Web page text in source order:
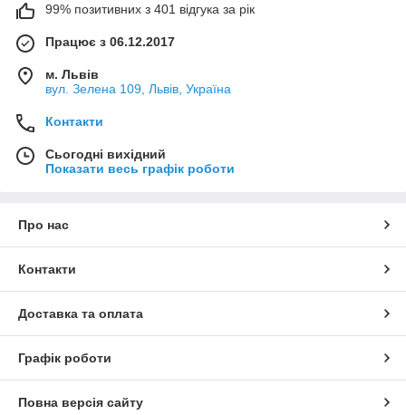
99% позитивних з 401 відгука за рік
Працює з 06.12.2017
м. Львів
вул. Зелена 109, Львів, Україна
Контакти
Сьогодні вихідний
Показати весь графік роботи
Про нас
Контакти
Доставка та оплата
Графік роботи
Повна версія сайту